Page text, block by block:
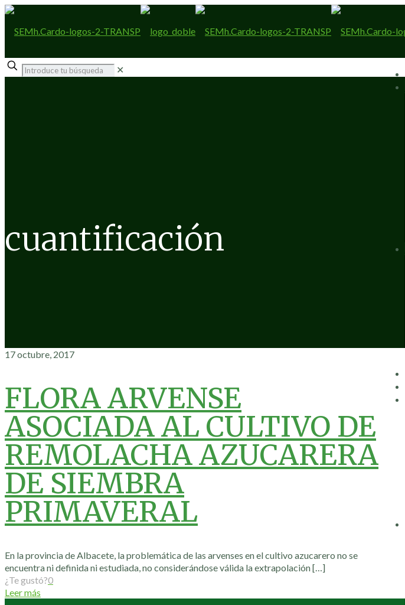
✕
cuantificación
17 octubre, 2017
FLORA ARVENSE
ASOCIADA AL CULTIVO DE
REMOLACHA AZUCARERA
DE SIEMBRA
PRIMAVERAL
En la provincia de Albacete, la problemática de las arvenses en el cultivo azucarero no se
encuentra ni definida ni estudiada, no considerándose válida la extrapolación[…]
¿Te gustó?0
Leer más